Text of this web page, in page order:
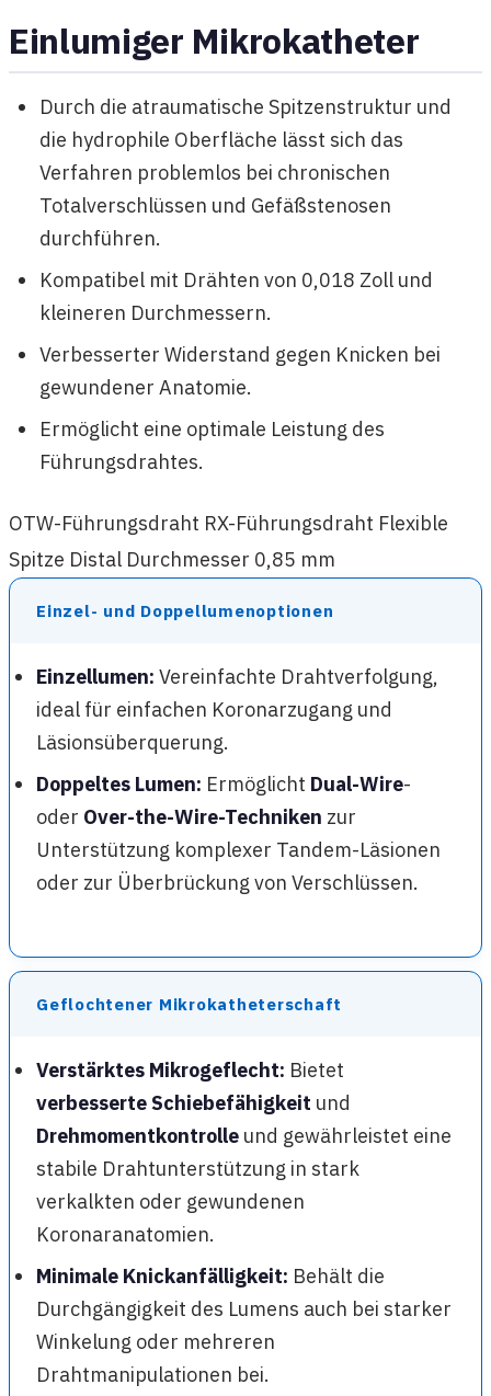
Einlumiger Mikrokatheter
Durch die atraumatische Spitzenstruktur und
die hydrophile Oberfläche lässt sich das
Verfahren problemlos bei chronischen
Totalverschlüssen und Gefäßstenosen
durchführen.
Kompatibel mit Drähten von 0,018 Zoll und
kleineren Durchmessern.
Verbesserter Widerstand gegen Knicken bei
gewundener Anatomie.
Ermöglicht eine optimale Leistung des
Führungsdrahtes.
OTW-Führungsdraht RX-Führungsdraht Flexible
Spitze Distal Durchmesser 0,85 mm
Einzel- und Doppellumenoptionen
Einzellumen: Vereinfachte Drahtverfolgung,
ideal für einfachen Koronarzugang und
Läsionsüberquerung.
Doppeltes Lumen: Ermöglicht Dual-Wire-
oder Over-the-Wire-Techniken zur
Unterstützung komplexer Tandem-Läsionen
oder zur Überbrückung von Verschlüssen.
Geflochtener Mikrokatheterschaft
Verstärktes Mikrogeflecht: Bietet
verbesserte Schiebefähigkeit und
Drehmomentkontrolle und gewährleistet eine
stabile Drahtunterstützung in stark
verkalkten oder gewundenen
Koronaranatomien.
Minimale Knickanfälligkeit: Behält die
Durchgängigkeit des Lumens auch bei starker
Winkelung oder mehreren
Drahtmanipulationen bei.